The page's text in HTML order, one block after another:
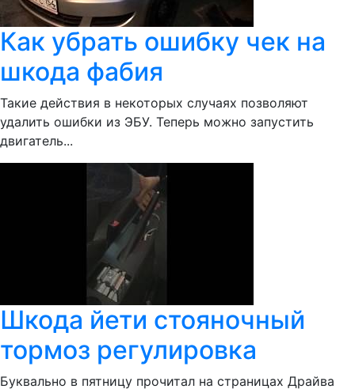
Как убрать ошибку чек на
шкода фабия
Такие действия в некоторых случаях позволяют
удалить ошибки из ЭБУ. Теперь можно запустить
двигатель...
Шкода йети стояночный
тормоз регулировка
Буквально в пятницу прочитал на страницах Драйва